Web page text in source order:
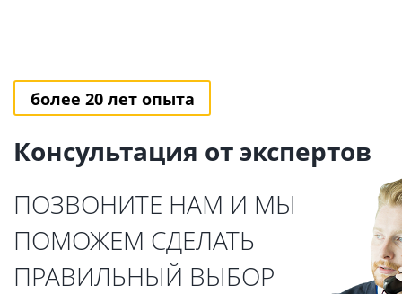
более 20 лет опыта
Консультация от экспертов
ПОЗВОНИТЕ НАМ И МЫ
ПОМОЖЕМ СДЕЛАТЬ
ПРАВИЛЬНЫЙ ВЫБОР